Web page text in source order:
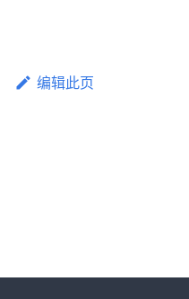
编辑此页